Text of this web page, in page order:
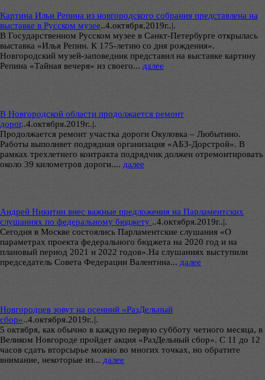
Картина Ильи Репина из новгородского собрания представлена на
выставке в Русском музее..4.октября.2019г..|.
В Государственном Русском музее в Санкт-Петербурге открылась
выставка «Илья Репин. К 175-летию со дня рождения».
Новгородский музей-заповедник представил на выставке картину
Репина «Тайная вечеря» из своего... далее
В Новгородской области продолжается ремонт
дорог..4.октября.2019г..|.
Продолжается ремонт участка дороги Окуловка – Любытино.
Работы выполняет подрядная организация «АБЗ-Дорстрой». В
рамках трехлетнего контракта подрядчик должен отремонтировать
около 39 километров дороги.... далее
Андрей Никитин внес важные предложения на Парламентских
слушаниях по федеральному бюджету ..4.октября.2019г..|.
Сегодня в Москве состоялись Парламентские слушания «О
параметрах проекта федерального бюджета на 2020 год и на
плановый период 2021 и 2022 годов».На слушаниях выступили
председатель Совета Федерации Валентина... далее
Новгородцев зовут на осенний «РазДельный
сбор»..4.октября.2019г..|.
5 октября, как обычно в каждую первую субботу четного месяца, в
Великом Новгороде пройдет акция «РазДельный сбор». C 11 до 12
часов сдать вторсырье можно во многих точках, но обратите
внимание, некоторые из... далее